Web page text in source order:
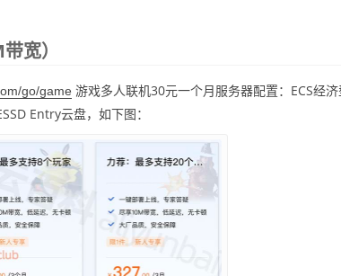
宽）
go/game 游戏多人联机30元一个月服务器配置：ECS经济
Entry云盘，如下图：